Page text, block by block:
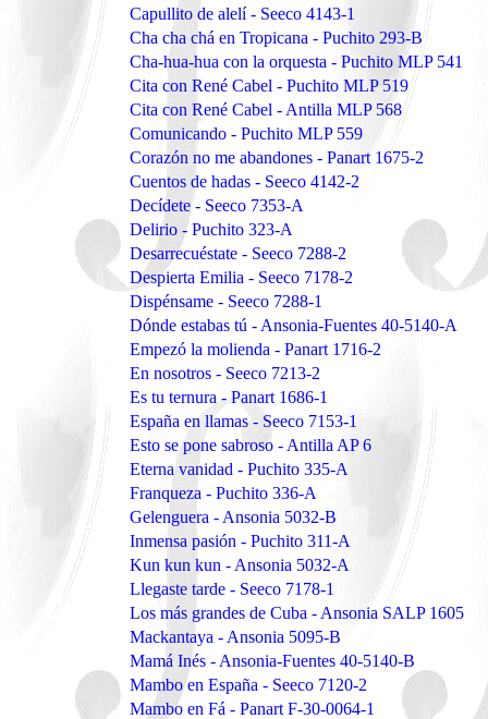
Capullito de alelí - Seeco 4143-1
Cha cha chá en Tropicana - Puchito 293-B
Cha-hua-hua con la orquesta - Puchito MLP 541
Cita con René Cabel - Puchito MLP 519
Cita con René Cabel - Antilla MLP 568
Comunicando - Puchito MLP 559
Corazón no me abandones - Panart 1675-2
Cuentos de hadas - Seeco 4142-2
Decídete - Seeco 7353-A
Delirio - Puchito 323-A
Desarrecuéstate - Seeco 7288-2
Despierta Emilia - Seeco 7178-2
Dispénsame - Seeco 7288-1
Dónde estabas tú - Ansonia-Fuentes 40-5140-A
Empezó la molienda - Panart 1716-2
En nosotros - Seeco 7213-2
Es tu ternura - Panart 1686-1
España en llamas - Seeco 7153-1
Esto se pone sabroso - Antilla AP 6
Eterna vanidad - Puchito 335-A
Franqueza - Puchito 336-A
Gelenguera - Ansonia 5032-B
Inmensa pasión - Puchito 311-A
Kun kun kun - Ansonia 5032-A
Llegaste tarde - Seeco 7178-1
Los más grandes de Cuba - Ansonia SALP 1605
Mackantaya - Ansonia 5095-B
Mamá Inés - Ansonia-Fuentes 40-5140-B
Mambo en España - Seeco 7120-2
Mambo en Fá - Panart F-30-0064-1